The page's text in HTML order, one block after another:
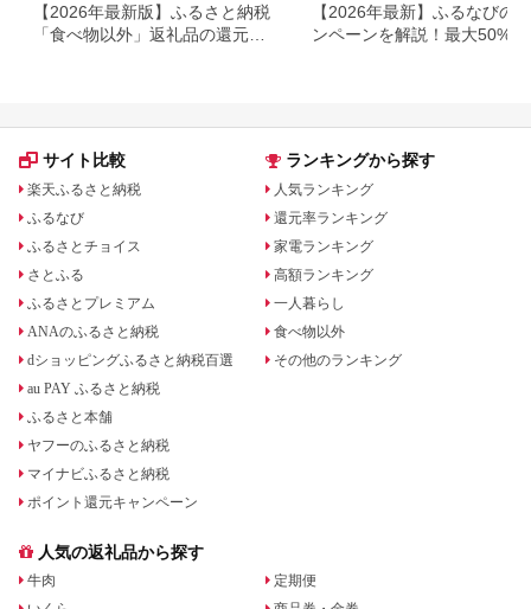
【2026年最新版】ふるさと納税
「食べ物以外」返礼品の還元率
【2026年最新】ふるなびの
ンペーンを解説！最大50%還
サイト比較
楽天ふるさと納税
ふるなび
ふるさとチョイス
さとふる
ふるさとプレミアム
ANAのふるさと納税
dショッピングふるさと納税百選
au PAY ふるさと納税
ふるさと本舗
ヤフーのふるさと納税
マイナビふるさと納税
ポイント還元キャンペーン
ランキングから探す
人気ランキング
還元率ランキング
家電ランキング
高額ランキング
一人暮らし
食べ物以外
その他のランキング
人気の返礼品から探す
牛肉
定期便